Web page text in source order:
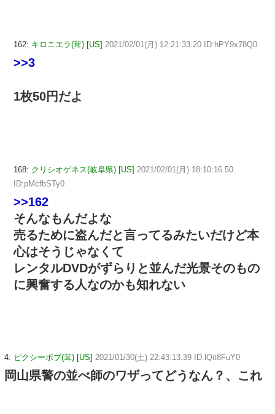
162: キロニエラ(茸) [US] 2021/02/01(月) 12:21:33.20 ID:hPY9x78Q0
>>3
1枚50円だよ
168: クリシオゲネス(岐阜県) [US] 2021/02/01(月) 18:10:16.50
ID:pMcfbSTy0
>>162
そんなもんだよな
売るために盗んだと言ってるみたいだけど本
心はそうじゃなくて
レンタルDVDがずらりと並んだ光景そのもの
に興奮する人なのかも知れない
4: ピクシーボブ(茸) [US] 2021/01/30(土) 22:43:13.39 ID:lQit8FuY0
岡山県警の並べ師のワザってどうなん？、これ